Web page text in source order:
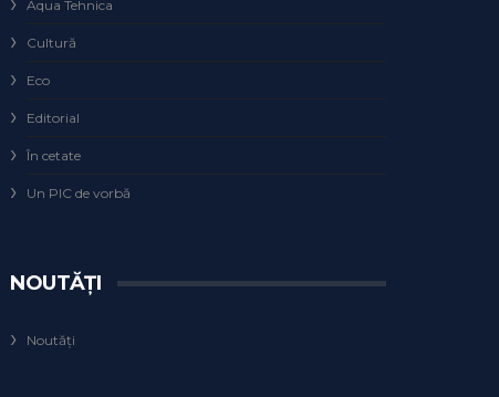
Aqua Tehnica
Cultură
Eco
Editorial
În cetate
Un PIC de vorbă
NOUTĂȚI
Noutăți